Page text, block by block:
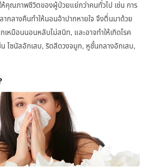
ห้คุณภาพชีวิตของผู้ป่วยแย่กว่าคนทั่วไป เช่น การ
ากลางคืนทำให้นอนอ้าปากหายใจ จึงตื่นมาด้วย
เหมือนนอนหลับไม่สนิท, และอาจทำให้เกิดโรค
ไซนัสอักเสบ, ริดสีดวงจมูก, หูชั้นกลางอักเสบ,